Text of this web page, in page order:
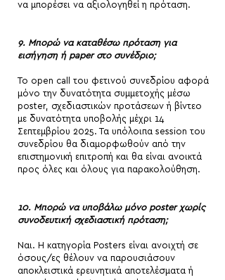
να μπορέσει να αξιολογηθεί η πρόταση.
9. Μπορώ να καταθέσω πρόταση για
εισήγηση ή paper στο συνέδριο;
Το open call του φετινού συνεδρίου αφορά
μόνο την δυνατότητα συμμετοχής μέσω
poster, σχεδιαστικών προτάσεων ή βίντεο
με δυνατότητα υποβολής μέχρι 14
Σεπτεμβρίου 2025. Τα υπόλοιπα session του
συνεδρίου θα διαμορφωθούν από την
επιστημονική επιτροπή και θα είναι ανοικτά
προς όλες και όλους για παρακολούθηση.
10. Μπορώ να υποβάλω μόνο poster χωρίς
συνοδευτική σχεδιαστική πρόταση;
Ναι. Η κατηγορία Posters είναι ανοιχτή σε
όσους/ες θέλουν να παρουσιάσουν
αποκλειστικά ερευνητικά αποτελέσματα ή